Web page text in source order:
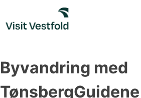
content
Byvandring med
TønsbergGuidene